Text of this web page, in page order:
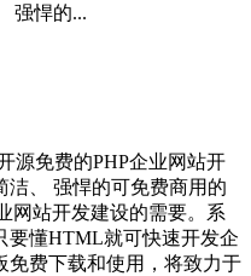
强悍的...
源免费的PHP企业网站开
洁、 强悍的可免费商用的
网站开发建设的需要。系
要懂HTML就可快速开发企
免费下载和使用，将致力于